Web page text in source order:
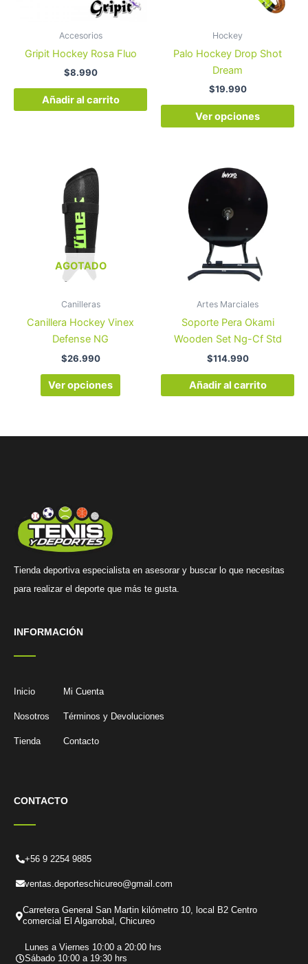
Accesorios
Gripit Hockey Rosa Fluo
$8.990
Añadir al carrito
Hockey
Palo Hockey Drop Shot
Dream
$19.990
Ver opciones
AGOTADO
Canilleras
Canillera Hockey Vinex
Defense NG
$26.990
Ver opciones
en
producto
Artes Marciales
Soporte Pera Okami
Wooden Set Ng-Cf Std
$114.990
Añadir al carrito
Tienda deportiva especialista en asesorar y buscar lo que necesitas
para realizar el deporte que más te gusta.
INFORMACIÓN
Inicio
Nosotros
Tienda
Mi Cuenta
Términos y Devoluciones
Contacto
CONTACTO
+56 9 2254 9885
ventas.deporteschicureo@gmail.com
Carretera General San Martin kilómetro 10, local B2 Centro
comercial El Algarrobal, Chicureo
Lunes a Viernes 10:00 a 20:00 hrs
Sábado 10:00 a 19:30 hrs